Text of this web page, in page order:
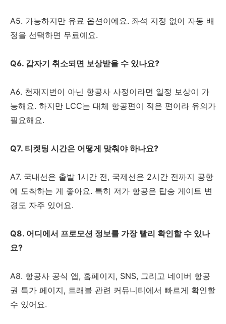
A5. 가능하지만 유료 옵션이에요. 좌석 지정 없이 자동 배
정을 선택하면 무료예요.
Q6. 갑자기 취소되면 보상받을 수 있나요?
A6. 천재지변이 아닌 항공사 사정이라면 일정 보상이 가
능해요. 하지만 LCC는 대체 항공편이 적은 편이라 유의가
필요해요.
Q7. 티켓팅 시간은 어떻게 맞춰야 하나요?
A7. 국내선은 출발 1시간 전, 국제선은 2시간 전까지 공항
에 도착하는 게 좋아요. 특히 저가 항공은 탑승 게이트 변
경도 자주 있어요.
Q8. 어디에서 프로모션 정보를 가장 빨리 확인할 수 있나
요?
A8. 항공사 공식 앱, 홈페이지, SNS, 그리고 네이버 항공
권 특가 페이지, 트래블 관련 커뮤니티에서 빠르게 확인할
수 있어요.